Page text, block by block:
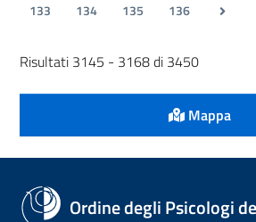
133
134 135 136
Risultati 3145 - 3168 di 3450
Mappa
Ordine degli Psicologi